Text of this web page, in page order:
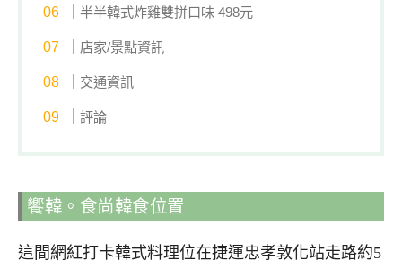
半半韓式炸雞雙拼口味 498元
店家/景點資訊
交通資訊
評論
饗韓。食尚韓食位置
這間網紅打卡韓式料理位在捷運忠孝敦化站走路約5